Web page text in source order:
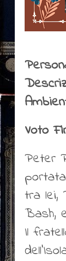
Voto
Peter
tra lei,
Bash,
Il